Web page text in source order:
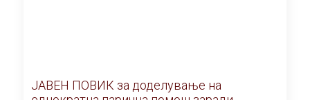
ЈАВЕН ПОВИК за доделување на